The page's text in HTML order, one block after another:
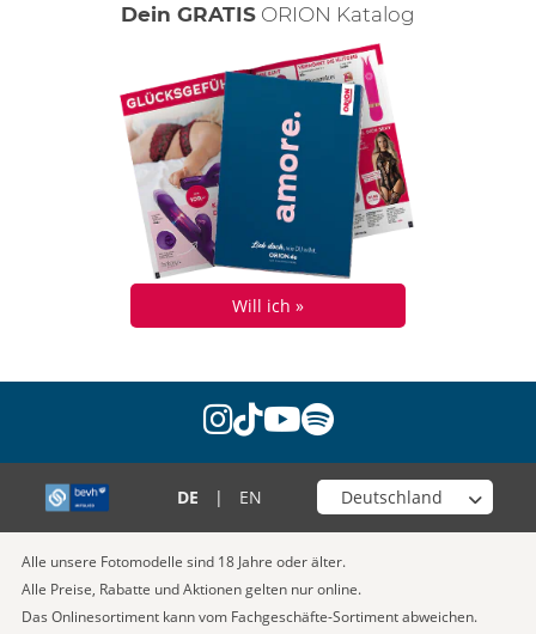
Dein GRATIS ORION Katalog
Will ich »
instagram
tiktok
youtube
spotify
DE | EN Wähle deinen Shop
Alle unsere Fotomodelle sind 18 Jahre oder älter.
Alle Preise, Rabatte und Aktionen gelten nur online.
Das Onlinesortiment kann vom Fachgeschäfte-Sortiment abweichen.